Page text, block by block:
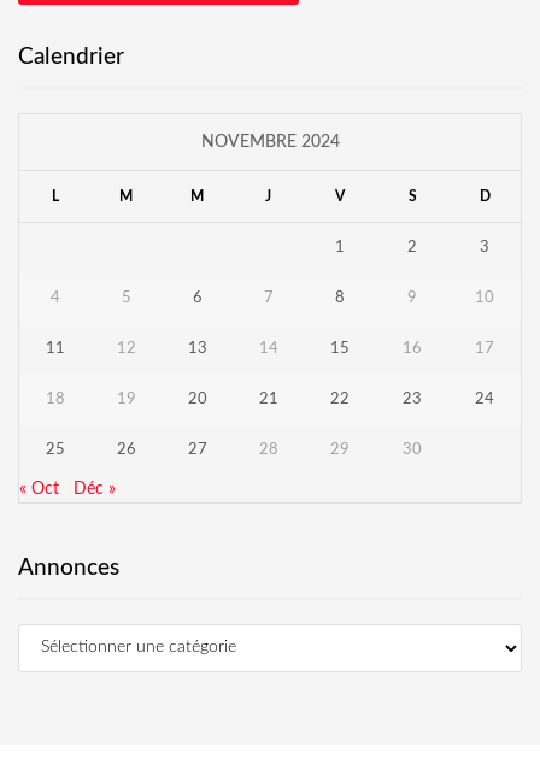
Calendrier
NOVEMBRE 2024
L M M J V S D
1 2 3
4 5 6 7 8 9 10
11 12 13 14 15 16 17
18 19 20 21 22 23 24
25 26 27 28 29 30
« Oct Déc »
Annonces